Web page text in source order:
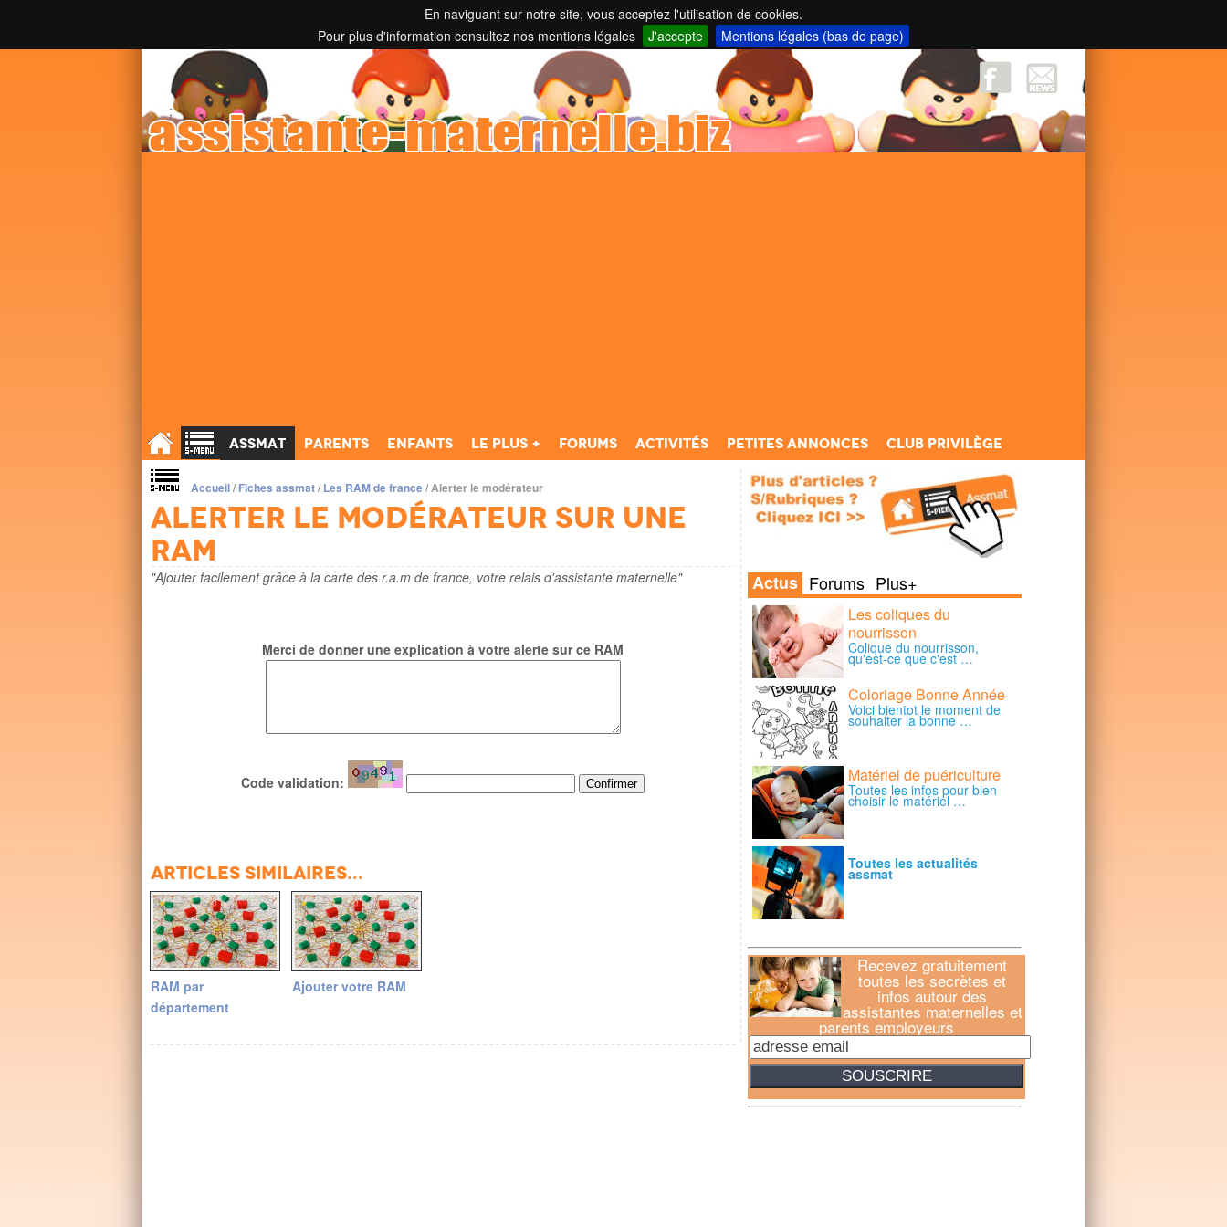
En naviguant sur notre site, vous acceptez l'utilisation de cookies.
Pour plus d'information consultez nos mentions légales
J'accepte Mentions légales (bas de page)
Toutes les informations sur les assistantes maternelles et parents employeurs ...
;
Assmat Parents Enfants Le Plus + Forums Activités Petites annonces Club Privilège
Accueil/Fiches assmat/Les RAM de france/Alerter le modérateur
Alerter le modérateur sur une
ram
"Ajouter facilement grâce à la carte des r.a.m de france, votre relais d'assistante maternelle"
Merci de donner une explication à votre alerte sur ce RAM
Code validation:
Articles similaires...
RAM par
département
Ajouter votre RAM
Actus Forums Plus+
Les coliques du
nourrisson
Colique du nourrisson,
qu'est-ce que c'est …
Coloriage Bonne Année
Voici bientot le moment de
souhaiter la bonne …
Matériel de puériculture
Toutes les infos pour bien
choisir le matériel …
Toutes les actualités
assmat
Recevez gratuitement
toutes les secrètes et
infos autour des
assistantes maternelles et
parents employeurs